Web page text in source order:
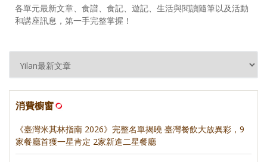
各單元最新文章、食譜、食記、遊記、生活與閱讀隨筆以及活動
和講座訊息，第一手完整掌握！
消費櫥窗
《臺灣米其林指南 2026》完整名單揭曉 臺灣餐飲大放異彩，9
家餐廳首獲一星肯定 2家新進二星餐廳